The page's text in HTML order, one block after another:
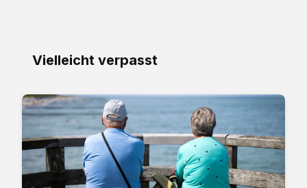
Vielleicht verpasst